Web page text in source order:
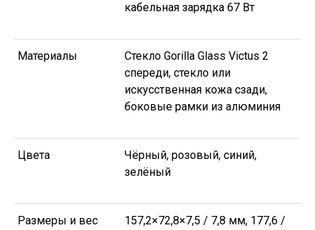
кабельная зарядка 67 Вт
Материалы
Стекло Gorilla Glass Victus 2
спереди, стекло или
искусственная кожа сзади,
боковые рамки из алюминия
Цвета
Чёрный, розовый, синий,
зелёный
Размеры и вес
157,2×72,8×7,5 / 7,8 мм, 177,6 /